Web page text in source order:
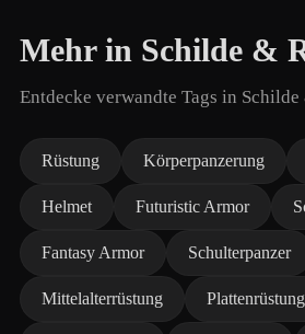
Mehr in Schilde &
Entdecke verwandte Tags in
Rüstung Körperpanzerung
Helmet Futuristic Armor
Fantasy Armor Schulterpanzer
Mittelalterrüstung Plattenrüstung